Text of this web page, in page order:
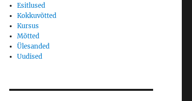
Esitlused
Kokkuvõtted
Kursus
Mõtted
Ülesanded
Uudised